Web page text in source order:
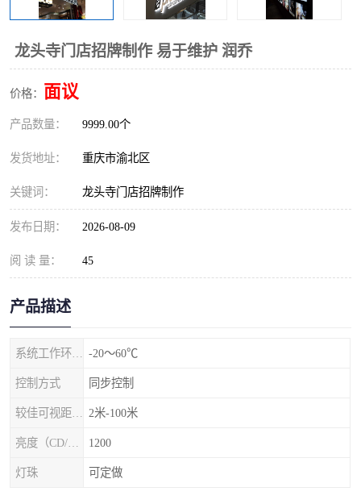
龙头寺门店招牌制作 易于维护 润乔
价格： 面议
产品数量： 9999.00个
发货地址： 重庆市渝北区
关键词： 龙头寺门店招牌制作
发布日期： 2026-08-09
阅 读 量： 45
产品描述
-20～60℃
控制方式 同步控制
2米-100米
1200
灯珠 可定做